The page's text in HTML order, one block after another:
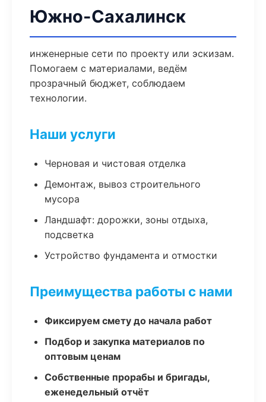
Южно-Сахалинск
инженерные сети по проекту или эскизам.
Помогаем с материалами, ведём
прозрачный бюджет, соблюдаем
технологии.
Наши услуги
Черновая и чистовая отделка
Демонтаж, вывоз строительного
мусора
Ландшафт: дорожки, зоны отдыха,
подсветка
Устройство фундамента и отмостки
Преимущества работы с нами
Фиксируем смету до начала работ
Подбор и закупка материалов по
оптовым ценам
Собственные прорабы и бригады,
еженедельный отчёт